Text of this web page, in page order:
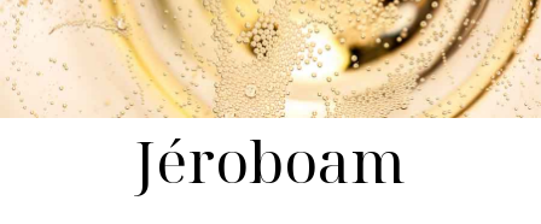
Jéroboam